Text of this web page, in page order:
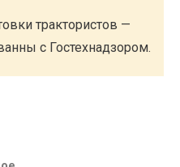
трактористов —
с Гостехнадзором.